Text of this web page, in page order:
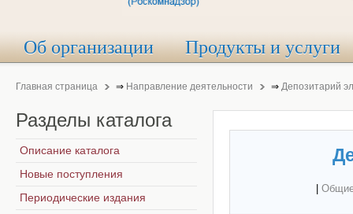
Об организации Продукты и услуги
Главная страница ⇒ Направление деятельности ⇒ Депозитарий
Разделы каталога
Описание каталога
Новые поступления
Периодические издания